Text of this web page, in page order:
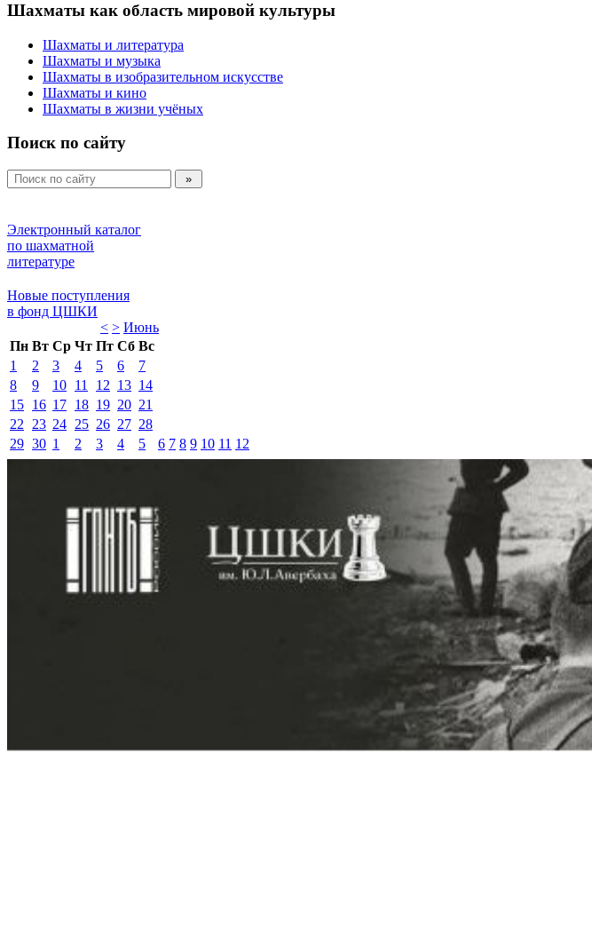
Шахматы как область мировой культуры
Шахматы и литература
Шахматы и музыка
Шахматы в изобразительном искусстве
Шахматы и кино
Шахматы в жизни учёных
Поиск по сайту
Электронный каталог
по шахматной
литературе
Новые поступления
в фонд ЦШКИ
< > Июнь
Пн Вт Ср Чт Пт Сб Вс
1
2 3 4 5 6
7
8
9 10 11 12 13 14
15 16 17 18 19 20 21
22
23 24 25 26 27 28
29 30 1 2 3 4 5 6 7 8 9 10 11 12